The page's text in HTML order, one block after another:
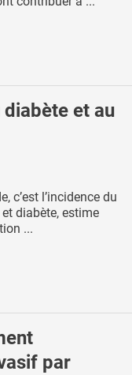
diabète et au
c’est l’incidence du
diabète, estime
...
par